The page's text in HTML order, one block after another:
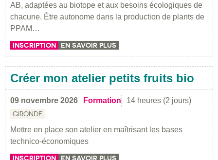
AB, adaptées au biotope et aux besoins écologiques de
chacune. Être autonome dans la production de plants de
PPAM…
INSCRIPTION EN SAVOIR PLUS
Créer mon atelier petits fruits bio
09 novembre 2026 Formation 14 heures (2 jours)
GIRONDE
Mettre en place son atelier en maîtrisant les bases
technico-économiques
INSCRIPTION EN SAVOIR PLUS